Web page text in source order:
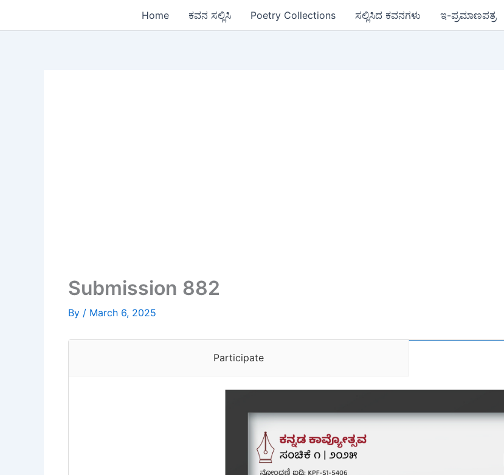
Home ಕವನ ಸಲ್ಲಿಸಿ Poetry Collections ಸಲ್ಲಿಸಿದ ಕವನಗಳು ಇ-ಪ್ರಮಾಣಪತ್ರ
Submission 882
By / March 6, 2025
Participate